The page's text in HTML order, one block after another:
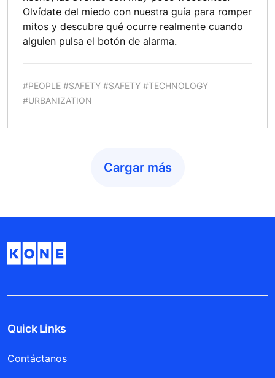
Olvídate del miedo con nuestra guía para romper
mitos y descubre qué ocurre realmente cuando
alguien pulsa el botón de alarma.
#PEOPLE #SAFETY #SAFETY #TECHNOLOGY
#URBANIZATION
Cargar más
Quick Links
Contáctanos